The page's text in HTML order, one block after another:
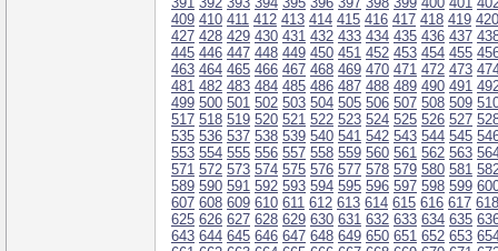
409 410 411 412 413 414 415 416 417 418 419 420
427 428 429 430 431 432 433 434 435 436 437
445 446 447 448 449 450 451 452 453 454 455
463 464 465 466 467 468 469 470 471 472 473
481 482 483 484 485 486 487 488 489 490 491
499 500 501 502 503 504 505 506 507 508 509
517 518 519 520 521 522 523 524 525 526 527
535 536 537 538 539 540 541 542 543 544 545
553 554 555 556 557 558 559 560 561 562 563
571 572 573 574 575 576 577 578 579 580 581
589 590 591 592 593 594 595 596 597 598 599
607 608 609 610 611 612 613 614 615 616 617 618
625 626 627 628 629 630 631 632 633 634 635
643 644 645 646 647 648 649 650 651 652 653